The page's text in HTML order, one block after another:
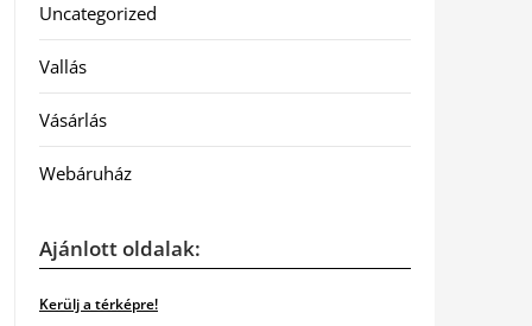
Uncategorized
Vallás
Vásárlás
Webáruház
Ajánlott oldalak:
Kerülj a térképre!